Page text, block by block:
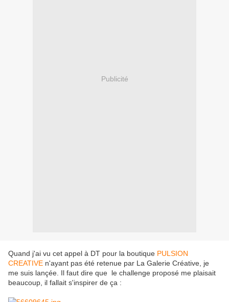
Publicité
Quand j'ai vu cet appel à DT pour la boutique PULSION
CREATIVE n'ayant pas été retenue par La Galerie Créative, je
me suis lançée. Il faut dire que le challenge proposé me plaisait
beaucoup, il fallait s'inspirer de ça :